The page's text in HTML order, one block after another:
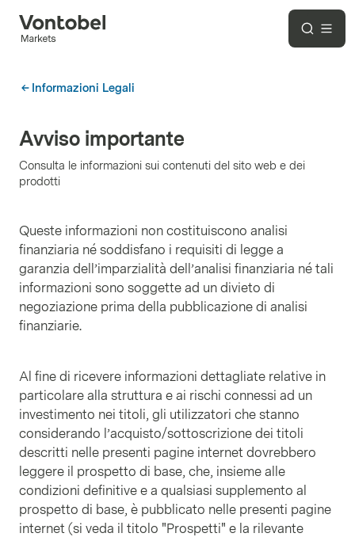
Informazioni Legali
Avviso importante
Consulta le informazioni sui contenuti del sito web e dei
prodotti
Queste informazioni non costituiscono analisi
finanziaria né soddisfano i requisiti di legge a
garanzia dell’imparzialità dell’analisi finanziaria né tali
informazioni sono soggette ad un divieto di
negoziazione prima della pubblicazione di analisi
finanziarie.
Al fine di ricevere informazioni dettagliate relative in
particolare alla struttura e ai rischi connessi ad un
investimento nei titoli, gli utilizzatori che stanno
considerando l’acquisto/sottoscrizione dei titoli
descritti nelle presenti pagine internet dovrebbero
leggere il prospetto di base, che, insieme alle
condizioni definitive e a qualsiasi supplemento al
prospetto di base, è pubblicato nelle presenti pagine
internet (si veda il titolo "Prospetti" e la rilevante